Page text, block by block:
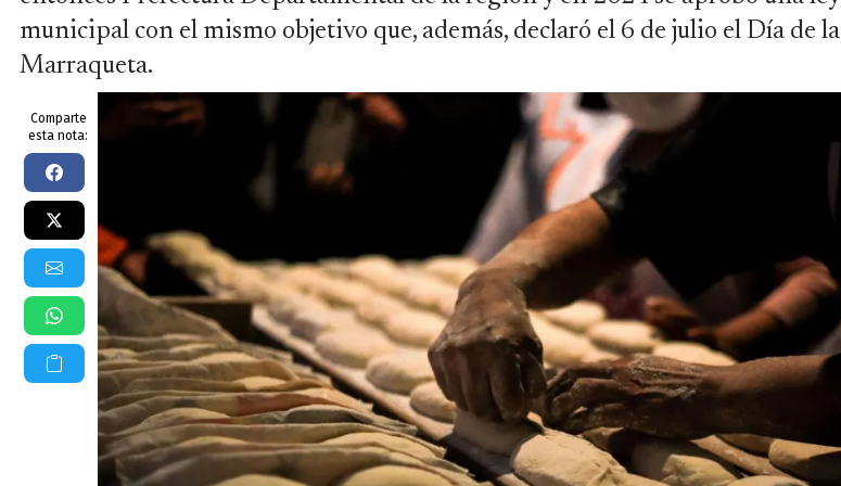
municipal con el mismo objetivo que, además, declaró el 6 de julio el Día de la
Marraqueta.
Comparte
esta nota: